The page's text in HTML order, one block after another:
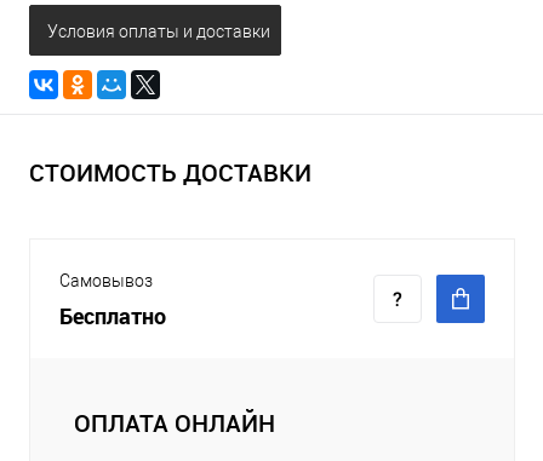
Условия оплаты и доставки
СТОИМОСТЬ ДОСТАВКИ
Самовывоз
Бесплатно
ОПЛАТА ОНЛАЙН